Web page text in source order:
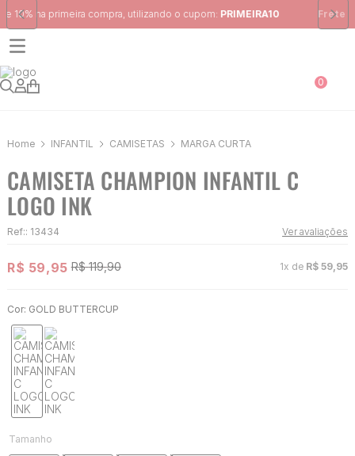
Frete Grátispara região Sudeste em pedidos acima de R$ 399,00
0
INFANTIL CAMISETAS MARGA CURTA
CAMISETA CHAMPION INFANTIL C
LOGO INK
Ref:: 13434 Ver avaliações
R$ 59,95 R$ 119,90 1x de R$ 59 95
Cor: GOLD BUTTERCUP
Tamanho